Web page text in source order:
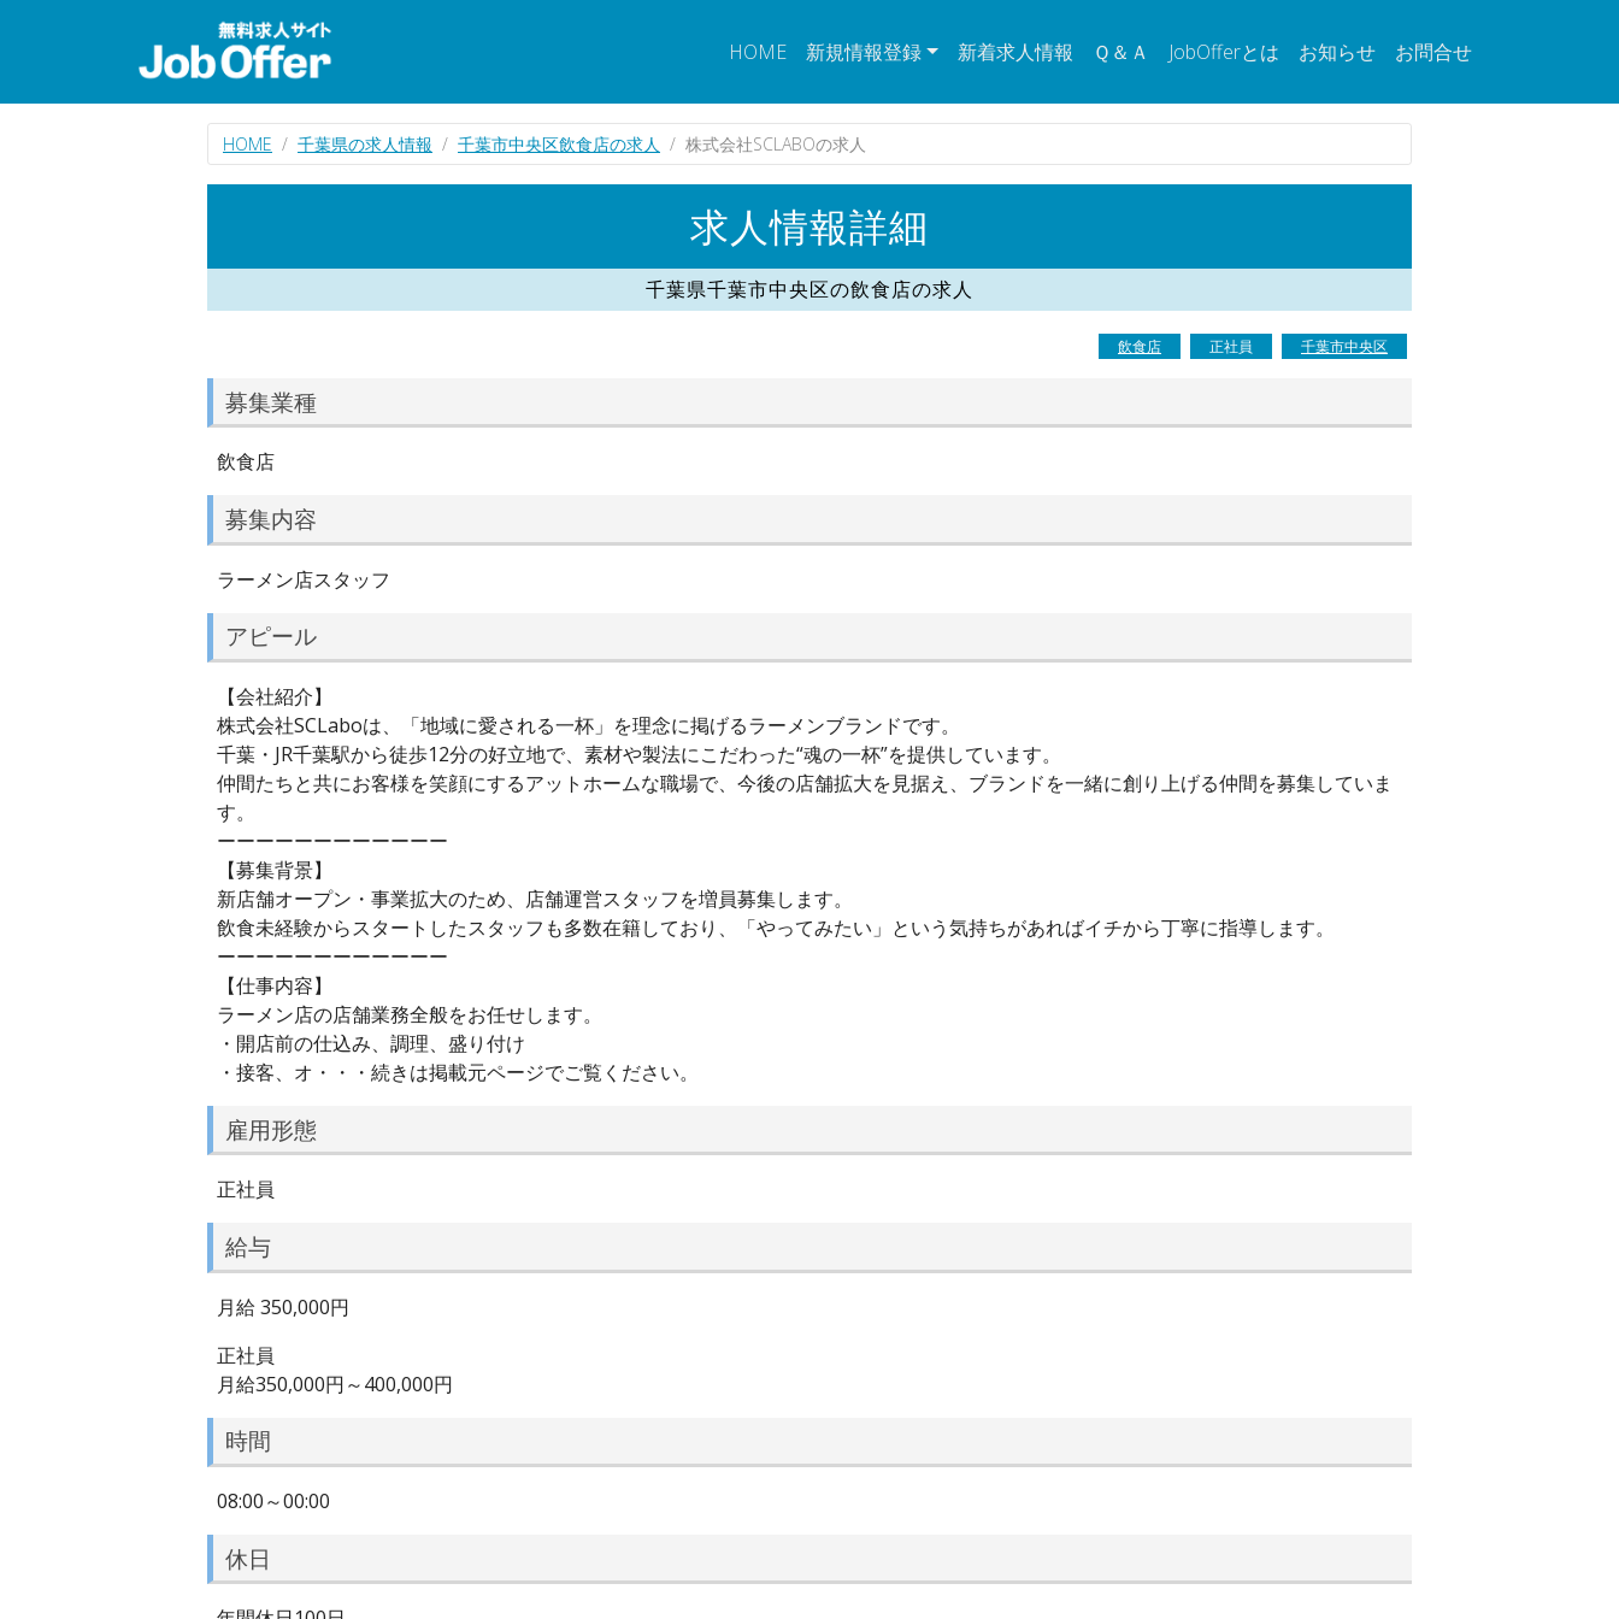
HOME 新規情報登録 新着求人情報 Ｑ＆Ａ JobOfferとは お知らせ お問合せ
HOME 千葉県の求人情報 千葉市中央区飲食店の求人 株式会社SCLABOの求人
求人情報詳細
千葉県千葉市中央区の飲食店の求人
飲食店 正社員 千葉市中央区
募集業種
飲食店
募集内容
ラーメン店スタッフ
アピール
【会社紹介】
株式会社SCLaboは、「地域に愛される一杯」を理念に掲げるラーメンブランドです。
千葉・JR千葉駅から徒歩12分の好立地で、素材や製法にこだわった“魂の一杯”を提供しています。
仲間たちと共にお客様を笑顔にするアットホームな職場で、今後の店舗拡大を見据え、ブランドを一緒に創り上げる仲間を募集していま
す。
ーーーーーーーーーーーー
【募集背景】
新店舗オープン・事業拡大のため、店舗運営スタッフを増員募集します。
飲食未経験からスタートしたスタッフも多数在籍しており、「やってみたい」という気持ちがあればイチから丁寧に指導します。
ーーーーーーーーーーーー
【仕事内容】
ラーメン店の店舗業務全般をお任せします。
・開店前の仕込み、調理、盛り付け
・接客、オ・・・続きは掲載元ページでご覧ください。
雇用形態
正社員
給与
月給 350,000円
正社員
月給350,000円～400,000円
時間
08:00～00:00
休日